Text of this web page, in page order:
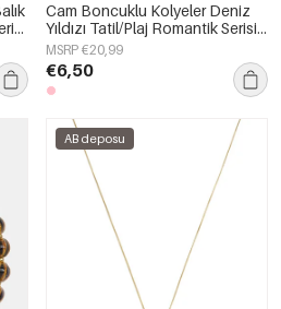
Cam Boncuklu Kolyeler Deniz
Yıldızı Tatil/Plaj Romantik Serisi
Kadın Takıları
MSRP €20,99
€6,50
AB deposu